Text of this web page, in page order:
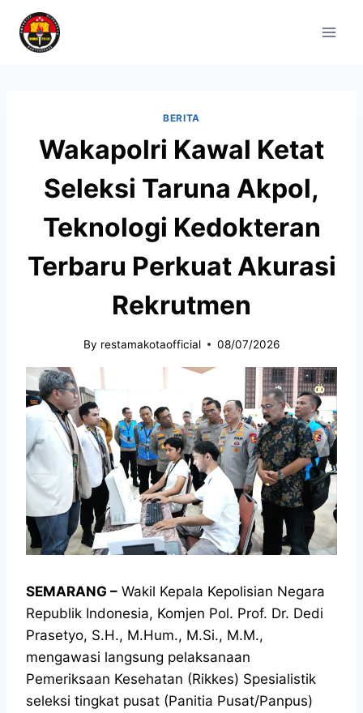
BERITA
Wakapolri Kawal Ketat
Seleksi Taruna Akpol,
Teknologi Kedokteran
Terbaru Perkuat Akurasi
Rekrutmen
By restamakotaofficial 08/07/2026
SEMARANG – Wakil Kepala Kepolisian Negara
Republik Indonesia, Komjen Pol. Prof. Dr. Dedi
Prasetyo, S.H., M.Hum., M.Si., M.M.,
mengawasi langsung pelaksanaan
Pemeriksaan Kesehatan (Rikkes) Spesialistik
seleksi tingkat pusat (Panitia Pusat/Panpus)